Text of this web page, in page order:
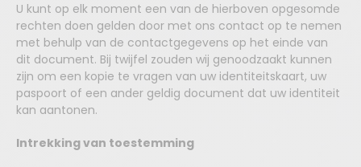
U kunt op elk moment een van de hierboven opgesomde
rechten doen gelden door met ons contact op te nemen
met behulp van de contactgegevens op het einde van
dit document. Bij twijfel zouden wij genoodzaakt kunnen
zijn om een kopie te vragen van uw identiteitskaart, uw
paspoort of een ander geldig document dat uw identiteit
kan aantonen.
Intrekking van toestemming